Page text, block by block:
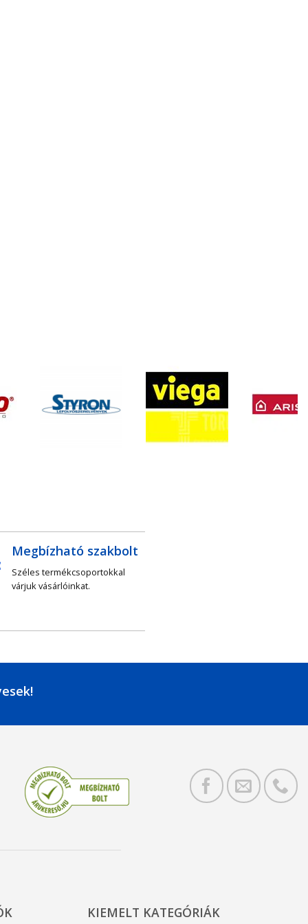
Megbízható szakbolt
Széles termékcsoportokkal
várjuk vásárlóinkat.
KIEMELT KATEGÓRIÁK